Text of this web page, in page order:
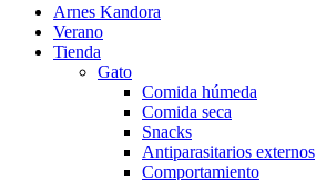
Arnes Kandora
Verano
Tienda
Gato
Comida húmeda
Comida seca
Snacks
Antiparasitarios externos
Comportamiento